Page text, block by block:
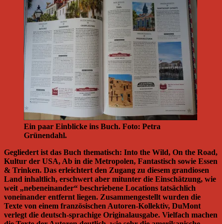
Ein paar Einblicke ins Buch. Foto: Petra
Grünendahl.
Gegliedert ist das Buch thematisch: Into the Wild, On the Road,
Kultur der USA, Ab in die Metropolen, Fantastisch sowie Essen
& Trinken. Das erleichtert den Zugang zu diesem grandiosen
Land inhaltlich, erschwert aber mitunter die Einschätzung, wie
weit „nebeneinander“ beschriebene Locations tatsächlich
voneinander entfernt liegen. Zusammengestellt wurden die
Texte von einem französischen Autoren-Kollektiv, DuMont
verlegt die deutsch-sprachige Originalausgabe. Vielfach machen